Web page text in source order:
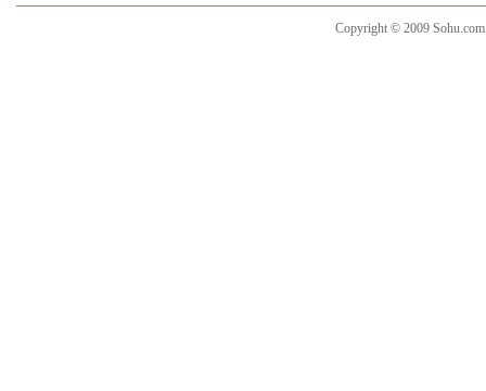
Copyright © 2009